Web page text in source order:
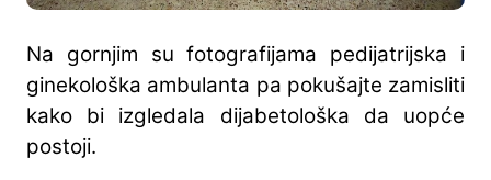
Na gornjim su fotografijama pedijatrijska i
ginekološka ambulanta pa pokušajte zamisliti
kako bi izgledala dijabetološka da uopće
postoji.